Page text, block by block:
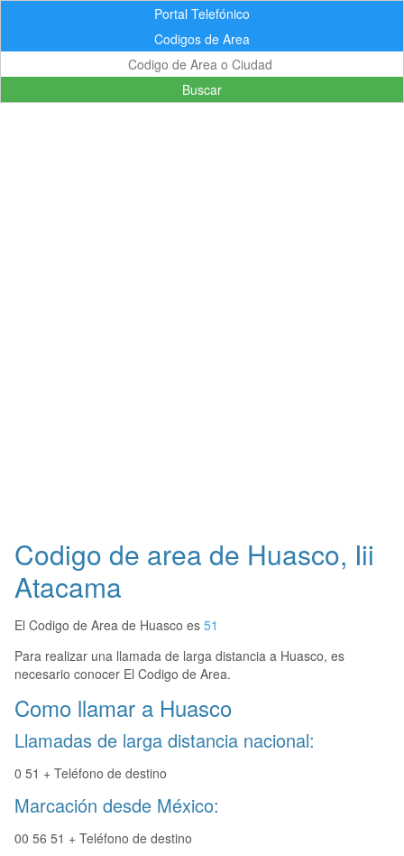
Portal Telefónico
Codigos de Area
Buscar
Codigo de area de Huasco, Iii
Atacama
El Codigo de Area de Huasco es 51
Para realizar una llamada de larga distancia a Huasco, es
necesario conocer El Codigo de Area.
Como llamar a Huasco
Llamadas de larga distancia nacional:
0 51 + Teléfono de destino
Marcación desde México:
00 56 51 + Teléfono de destino